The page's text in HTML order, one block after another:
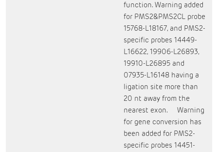
function. Warning added
for PMS2&PMS2CL probe
15768-L18167, and PMS2-
specific probes 14449-
L16622, 19906-L26893,
19910-L26895 and
07935-L16148 having a
ligation site more than
20 nt away from the
nearest exon. Warning
for gene conversion has
been added for PMS2-
specific probes 14451-